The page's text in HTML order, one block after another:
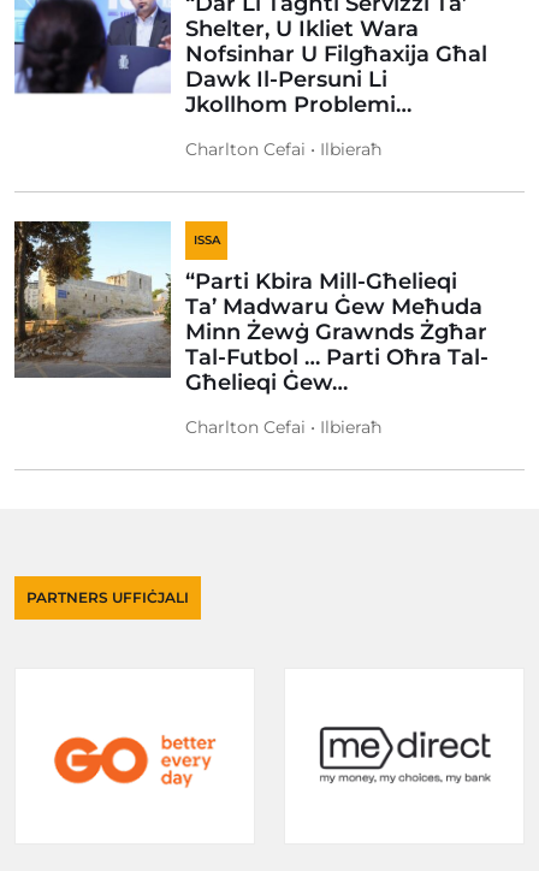
Shelter, U Ikliet Wara
Nofsinhar U Filgħaxija Għal
Dawk Il-Persuni Li
Jkollhom Problemi…
Charlton Cefai • Ilbieraħ
ISSA
“Parti Kbira Mill-Għelieqi
Ta’ Madwaru Ġew Meħuda
Minn Żewġ Grawnds Żgħar
Tal-Futbol … Parti Oħra Tal-
Għelieqi Ġew…
Charlton Cefai • Ilbieraħ
PARTNERS UFFIĊJALI